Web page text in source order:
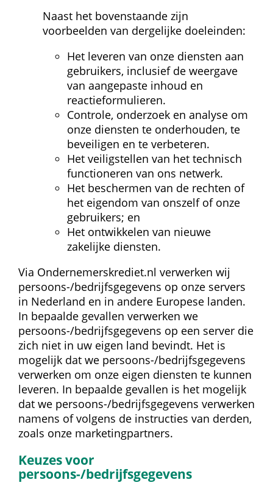
Naast het bovenstaande zijn
voorbeelden van dergelijke doeleinden:
Het leveren van onze diensten aan
gebruikers, inclusief de weergave
van aangepaste inhoud en
reactieformulieren.
Controle, onderzoek en analyse om
onze diensten te onderhouden, te
beveiligen en te verbeteren.
Het veiligstellen van het technisch
functioneren van ons netwerk.
Het beschermen van de rechten of
het eigendom van onszelf of onze
gebruikers; en
Het ontwikkelen van nieuwe
zakelijke diensten.
Via Ondernemerskrediet.nl verwerken wij
persoons-/bedrijfsgegevens op onze servers
in Nederland en in andere Europese landen.
In bepaalde gevallen verwerken we
persoons-/bedrijfsgegevens op een server die
zich niet in uw eigen land bevindt. Het is
mogelijk dat we persoons-/bedrijfsgegevens
verwerken om onze eigen diensten te kunnen
leveren. In bepaalde gevallen is het mogelijk
dat we persoons-/bedrijfsgegevens verwerken
namens of volgens de instructies van derden,
zoals onze marketingpartners.
Keuzes voor
persoons-/bedrijfsgegevens